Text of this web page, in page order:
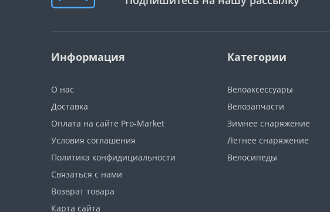
Информация
О нас
Доставка
Оплата на сайте Pro-Market
Условия соглашения
Политика конфидициальности
Связаться с нами
Возврат товара
Карта сайта
Категории
Велоаксессуары
Велозапчасти
Зимнее снаряжение
Летнее снаряжение
Велосипеды